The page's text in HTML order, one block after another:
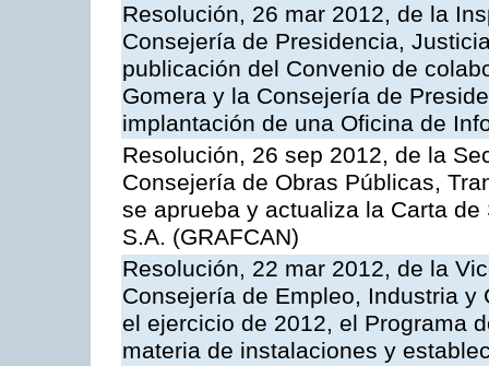
Resolución, 26 mar 2012, de la
Consejería de Presidencia,
publicación del Convenio de
Gomera y la Consejería de
implantación de una Oficina de
Resolución, 26 sep 2012, de la
Consejería de Obras Públicas,
se aprueba y actualiza la Carta
S.A. (GRAFCAN)
Resolución, 22 mar 2012, de la
Consejería de Empleo, Industria
el ejercicio de 2012, el Programa
materia de instalaciones y